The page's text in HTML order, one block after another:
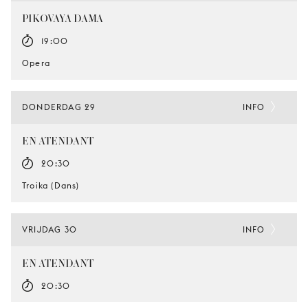
PIKOVAYA DAMA
19:00
Opera
DONDERDAG 29
EN ATENDANT
20:30
Troika (Dans)
INFO
VRIJDAG 30
EN ATENDANT
20:30
INFO